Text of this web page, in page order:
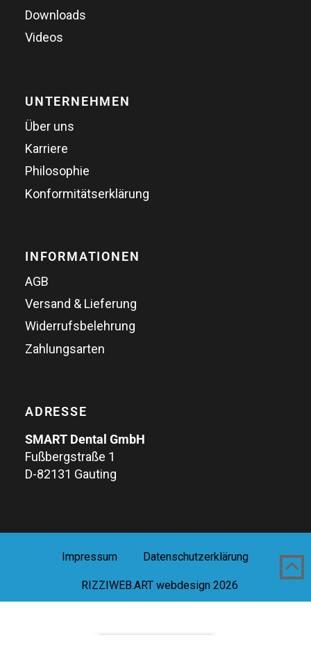
Downloads
Videos
UNTERNEHMEN
Über uns
Karriere
Philosophie
Konformitätserklärung
INFORMATIONEN
AGB
Versand & Lieferung
Widerrufsbelehrung
Zahlungsarten
ADRESSE
SMART Dental GmbH
Fußbergstraße 1
D-82131 Gauting
Impressum Datenschutzerklärung
RIZZIWEB.ART webdesign 2026